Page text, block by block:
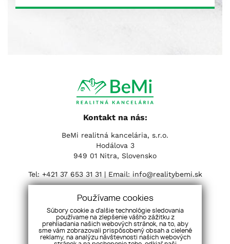
Používame cookies
Súbory cookie a ďalšie technológie sledovania
používame na zlepšenie vášho zážitku z
prehliadania našich webových stránok, na to, aby
sme vám zobrazovali prispôsobený obsah a cielené
reklamy, na analýzu návštevnosti našich webových
Kontakt na nás:
BeMi realitná kancelária, s.r.o.
Hodálova 3
949 01 Nitra, Slovensko
Tel: +421 37 653 31 31 | Email: info@realitybemi.sk
Sociálne siete: